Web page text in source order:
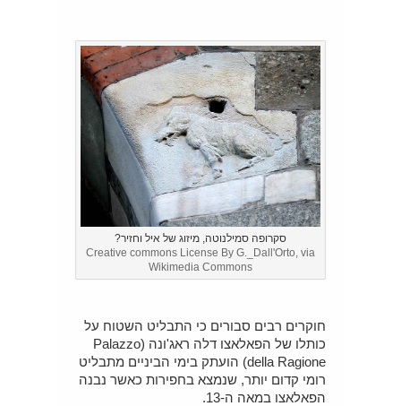
סקרופה סמילנוטה, מיזוג של איל וחזיר?
Creative commons License By G._Dall'Orto, via
Wikimedia Commons
חוקרים רבים סבורים כי התבליט השטוח על
כותלו של הפאלאצו דלה ראג'ונה (Palazzo
della Ragione) הועתק בימי הביניים מתבליט
רומי קדום יותר, שנמצא בחפירות כאשר נבנה
הפאלאצו במאה ה-13.